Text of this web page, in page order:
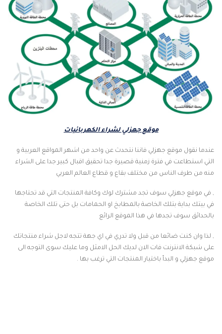
موقع جهزلي لشراء الكهربائيات
عندما نقول موقع جهزلي فاننا نتحدث عن واحد من اشهر المواقع العربية و
التي استطاعت في فترة زمنية قصيرة جدا تحقيق اقبال كبير جدا على الشراء
منه من طرف الناس من مختلف بقاع و قطاع العالم العربي
, في موقع جهزلي سوف تجد مشترك لوك وكافة المنتجات التي قد تحتاجها
في بيتك بداية بتلك الخاصة بالمطابخ او الحمامات بل حتى تلك الخاصة
بالحدائق سوف تجدها في هذا الموقع الرائع
, لذا وان كنت ضائعا من قبل ولا تدري في اي جهة تتجه لاجل شراء منتجاتك
على شبكة الانترنت فات الان لديك الحل الامثل وما عليك سوى التوجه الى
موقع جهزلي و البدأ باختيار المنتجات التي ترغب بها .